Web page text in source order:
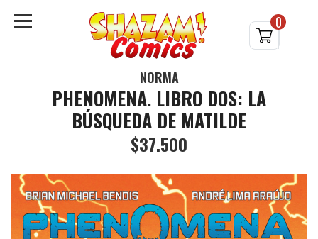
0
NORMA
PHENOMENA. LIBRO DOS: LA
BÚSQUEDA DE MATILDE
$37.500